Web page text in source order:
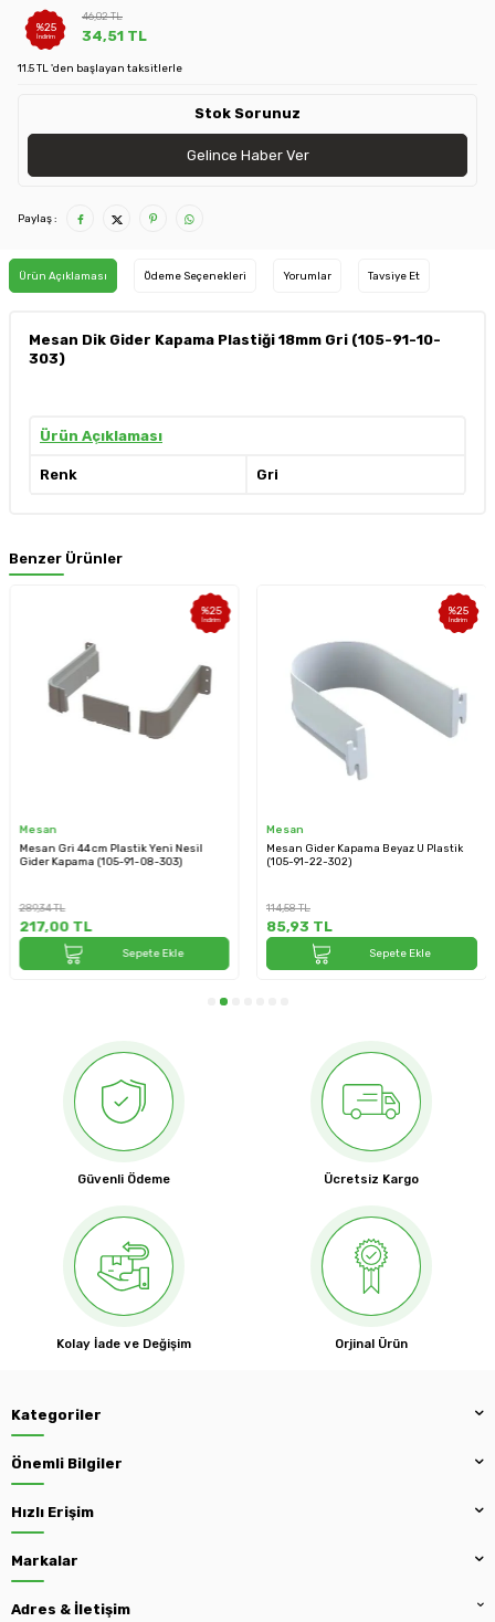
%25
İndirim
46,02TL
34,51 TL
11.5 TL 'den başlayan taksitlerle
Stok Sorunuz
Gelince Haber Ver
Paylaş :
Ürün Açıklaması Ödeme Seçenekleri Yorumlar Tavsiye Et
Mesan Dik Gider Kapama Plastiği 18mm Gri (105-91-10-
303)
Ürün Açıklaması
Renk Gri
Benzer Ürünler
%25
İndirim
Mesan
Mesan Gri 44 cm Plastik Yeni Nesil
Gider Kapama (105-91-08-303)
289,34TL
217,00TL
Sepete Ekle
%25
İndirim
Mesan
Mesan Gider Kapama Beyaz U Plastik
(105-91-22-302)
114,58TL
85,93 TL
Sepete Ekle
Güvenli Ödeme Ücretsiz Kargo
Kolay İade ve Değişim Orjinal Ürün
Kategoriler
Önemli Bilgiler
Hızlı Erişim
Markalar
Adres & İletişim